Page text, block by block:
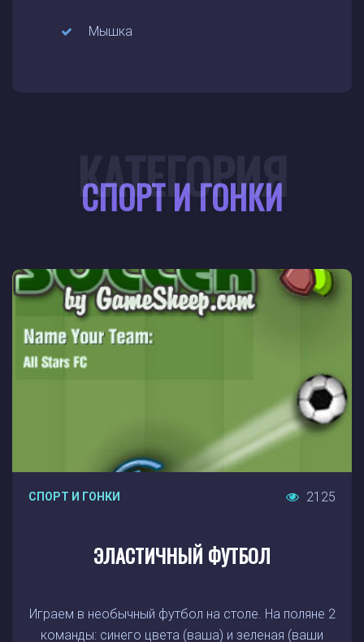
Мышка
СПОРТ И ГОНКИ
КАТЕГОРИЯ
СПОРТ И ГОНКИ 2125
ЭЛАСТИЧНЫЙ ФУТБОЛ
Играем в необычный футбол на столе. На поляне 2
команды: синего цвета (ваша) и зеленая (ваши